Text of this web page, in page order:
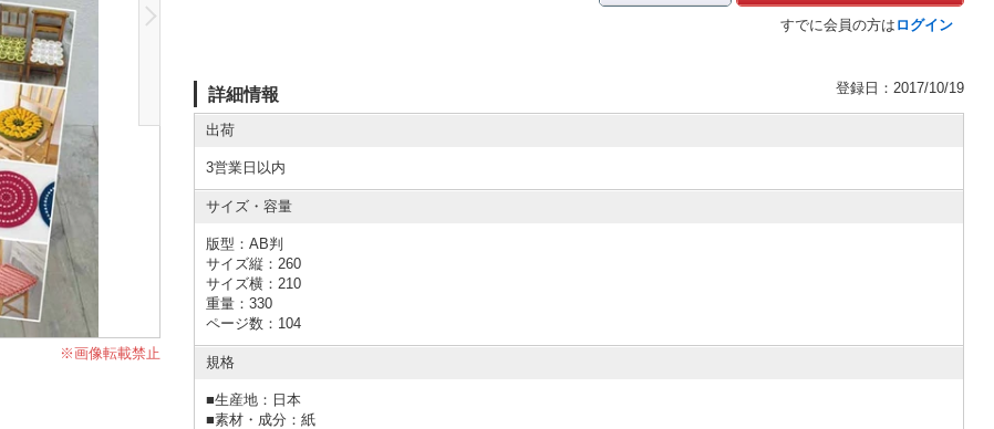
※画像転載禁止
すでに会員の方は ログイン
詳細情報 登録日：2017/10/19
出荷
3営業日以内
サイズ・容量
版型：AB判
サイズ縦：260
サイズ横：210
重量：330
ページ数：104
規格
■生産地：日本
■素材・成分：紙